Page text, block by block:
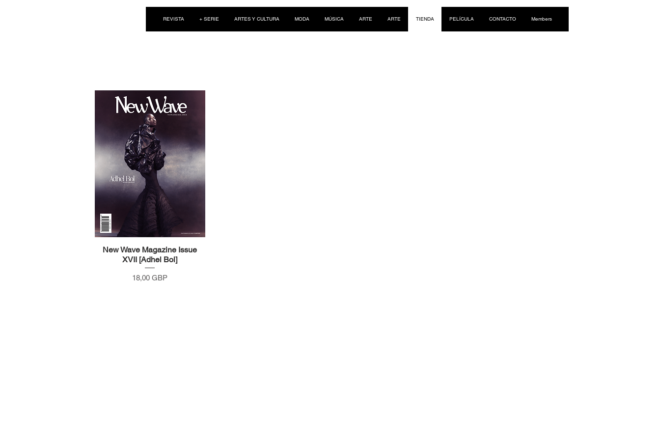
REVISTA + SERIE ARTES Y CULTURA MODA MÚSICA ARTE ARTE TIENDA PELÍCULA CONTACTO Members
Vista rápida
New Wave Magazine Issue
XVII [Adhel Bol]
Precio
18,00 GBP